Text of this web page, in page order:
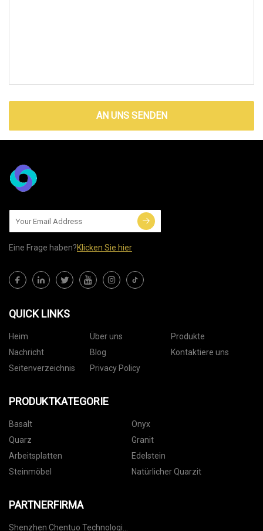
AN UNS SENDEN
Eine Frage haben?Klicken Sie hier
QUICK LINKS
Heim Über uns
Produkte
Nachricht
Blog
Kontaktiere uns
Seitenverzeichnis
Privacy Policy
PRODUKTKATEGORIE
Basalt
Onyx
Quarz
Granit
Arbeitsplatten
Edelstein
Steinmöbel
Natürlicher Quarzit
PARTNERFIRMA
Shenzhen Chentuo Technologie